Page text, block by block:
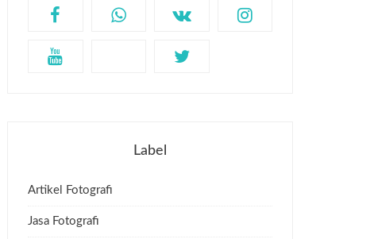
Label
Artikel Fotografi
Jasa Fotografi